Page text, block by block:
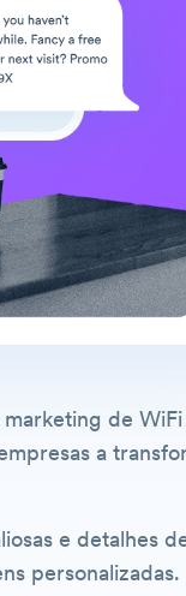
de WiFi
a
e detalhes
personalizadas.